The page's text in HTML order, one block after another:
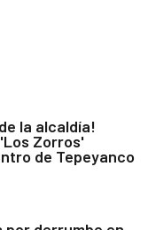
la alcaldía!
Zorros'
de Tepeyanco